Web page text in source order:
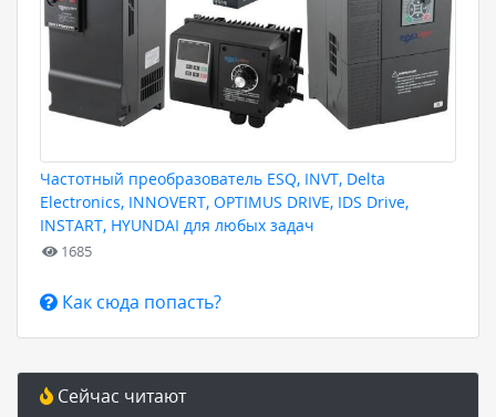
Частотный преобразователь ESQ, INVT, Delta
Electronics, INNOVERT, OPTIMUS DRIVE, IDS Drive,
INSTART, HYUNDAI для любых задач
1685
Как сюда попасть?
Сейчас читают